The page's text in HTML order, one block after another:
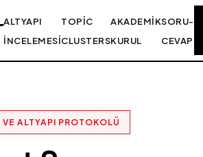
ALTYAPI
İNCELEMESI
TOPIC
CLUSTERS
AKADEMIK
KURUL
SORU-
CEVAP
ALTYAPI PROTOKOLÜ